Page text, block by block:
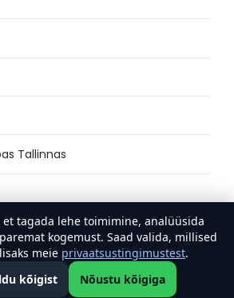
Tallinnas
et tagada lehe toimimine, analüüsida
kogemust. Saad valida, millised
meie privaatsustingimustest.
kõigist Nõustu kõigiga